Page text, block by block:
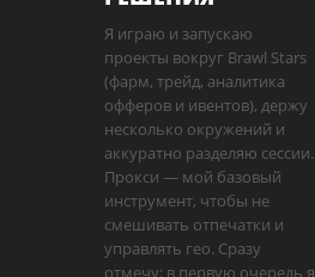
Я играю и запускаю
проекты вокруг Brawl Stars
(фарм, трейд, аналитика
офферов и ивентов), держу
несколько окружений и
аккуратно разделяю сессии.
Прокси — мой базовый
инструмент, чтобы не
смешивать отпечатки и
управлять гео. Сразу
отмечу: в первую очередь я